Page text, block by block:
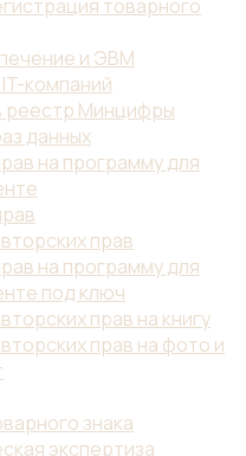
товарного
и ЭВМ
компаний
реестр Минцифры
данных
на программу для
прав
на программу для
под ключ
прав на книгу
прав на фото и
знака
экспертиза